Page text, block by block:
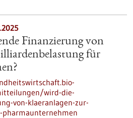
Finanzierung von
für
wird-die-
von-klaeranlagen-zur-